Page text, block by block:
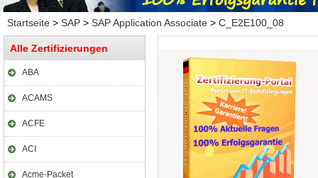
Startseite > SAP > SAP Application Associate > C_E2E100_08
Alle Zertifizierungen
ABA
ACAMS
ACFE
ACI
Acme-Packet